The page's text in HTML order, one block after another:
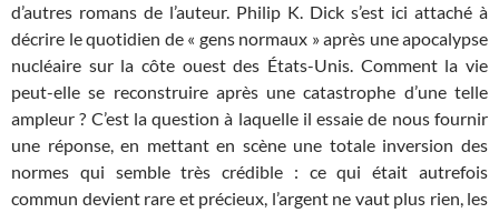
d’autres romans de l’auteur. Philip K. Dick s’est ici attaché à
décrire le quotidien de « gens normaux » après une apocalypse
nucléaire sur la côte ouest des États-Unis. Comment la vie
peut-elle se reconstruire après une catastrophe d’une telle
ampleur ? C’est la question à laquelle il essaie de nous fournir
une réponse, en mettant en scène une totale inversion des
normes qui semble très crédible : ce qui était autrefois
commun devient rare et précieux, l’argent ne vaut plus rien, les